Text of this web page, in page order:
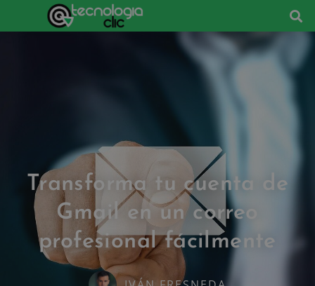
Transforma tu cuenta de
Gmail en un correo
profesional fácilmente